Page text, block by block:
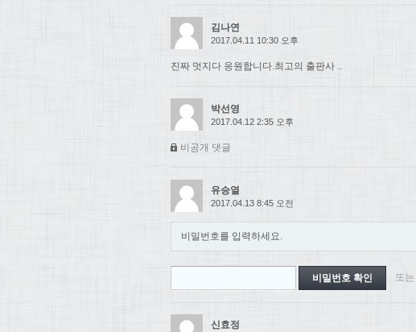
김나연
2017.04.11 10:30 오후
진짜 멋지다 응원합니다.최고의 출판사 ..
박선영
2017.04.12 2:35 오후
비공개 댓글
유승열
2017.04.13 8:45 오전
비밀번호를 입력하세요.
또는
신효정